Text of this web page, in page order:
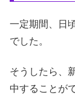
一定期間、日
でした。
そうしたら、
中することが